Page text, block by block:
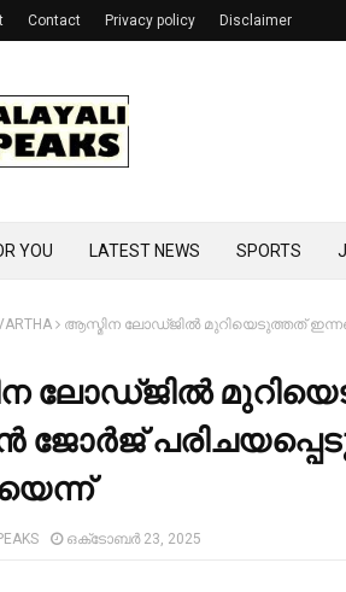
Contact Privacy policy Disclaimer
YOU LATEST NEWS SPORTS
ആസ്മിന ലോഡ്ജില്‍ മുറിയെടുത്തത്
ലോഡ്ജില്‍
ജോര്‍ജ്
ഒക്‌ടോബർ 23, 2025